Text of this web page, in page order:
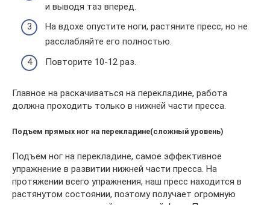
и выводя таз вперед.
На вдохе опустите ноги, растяните пресс, но не
расслабляйте его полностью.
Повторите 10-12 раз.
Главное на раскачиваться на перекладине, работа
должна проходить только в нижней части пресса.
Подъем прямых ног на перекладине(сложный уровень)
Подъем ног на перекладине, самое эффективное
упражнение в развитии нижней части пресса. На
протяжении всего упражнения, наш пресс находится в
растянутом состоянии, поэтому получает огромную